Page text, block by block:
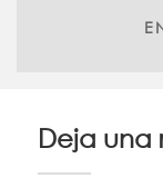
Deja una